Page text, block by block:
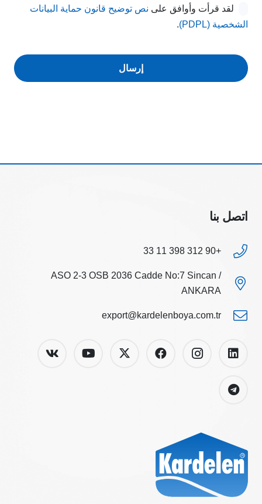
لقد قرأت وأوافق على نص توضيح قانون حماية البيانات
الشخصية (PDPL)
.
إرسال
اتصل بنا
+90 312 398 11 33
ASO 2-3 OSB 2036 Cadde No:7 Sincan /
ANKARA
export@kardelenboya.com.tr